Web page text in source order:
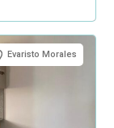
Evaristo Morales